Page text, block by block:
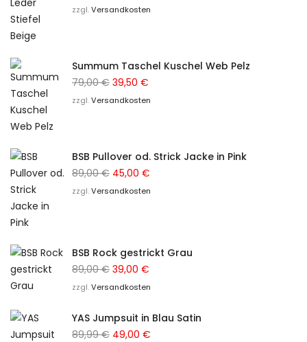
Preis
zzgl.Versandkosten
Summum Taschel Kuschel Web Pelz
79,00€ Ursprünglicher
Preis
39,50 €
Preis
zzgl.Versandkosten
BSB Pullover od. Strick Jacke in Pink
89,00€ Ursprünglicher
Preis
45,00 €
Preis
zzgl.Versandkosten
BSB Rock gestrickt Grau
89,00€ Ursprünglicher
Preis
89,00 €
39,00 €
Preis
39,00 €.
zzgl.Versandkosten
YAS Jumpsuit in Blau Satin
89,99€ Ursprünglicher
49,00 €